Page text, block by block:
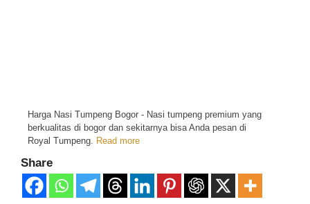
Harga Nasi Tumpeng Bogor - Nasi tumpeng premium yang
berkualitas di bogor dan sekitarnya bisa Anda pesan di
Royal Tumpeng. Read more
Share